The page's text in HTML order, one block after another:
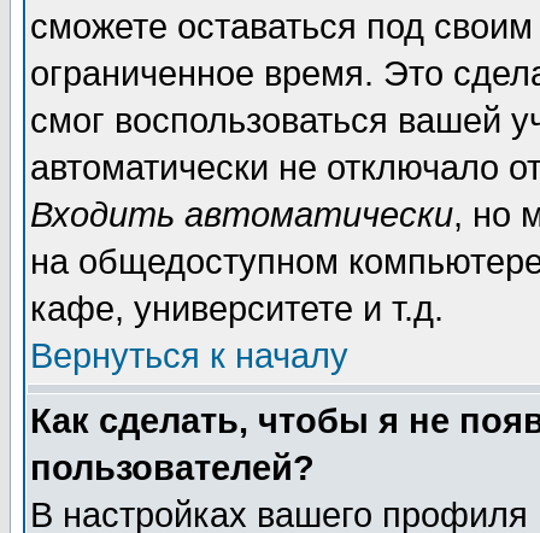
сможете оставаться под
ограниченное время. Это
смог воспользоваться вашей
автоматически не отключало
Входить автоматически, но
на общедоступном
кафе, университете и т.д.
Вернуться к началу
Как сделать, чтобы я не
пользователей?
В настройках вашего